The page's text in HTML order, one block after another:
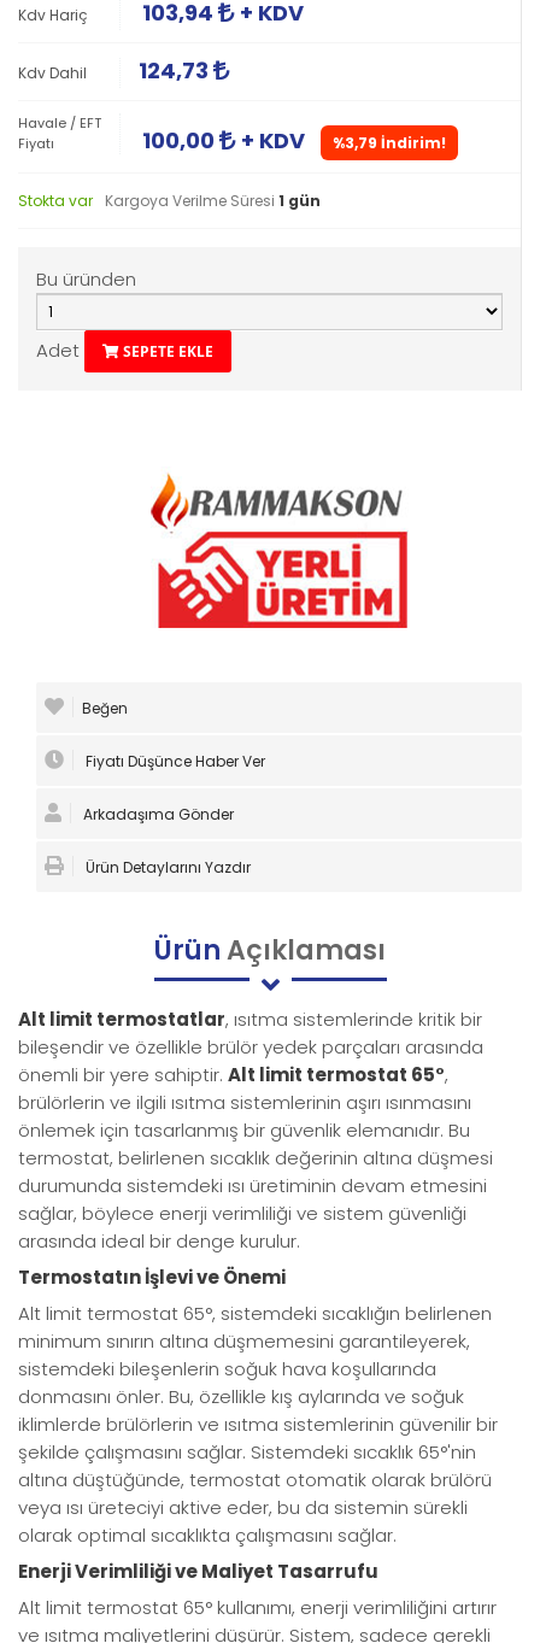
Kdv Hariç 103,94 + KDV
Kdv Dahil 124,73
Havale / EFT
Fiyatı
100,00 + KDV %3,79 İndirim!
Stokta var Kargoya Verilme Süresi 1 gün
Bu üründen
Adet SEPETE EKLE
Beğen
Fiyatı Düşünce Haber Ver
Arkadaşıma Gönder
Ürün Detaylarını Yazdır
ÜrünAçıklaması
Alt limit termostatlar, ısıtma sistemlerinde kritik bir
bileşendir ve özellikle brülör yedek parçaları arasında
önemli bir yere sahiptir. Alt limit termostat 65°,
brülörlerin ve ilgili ısıtma sistemlerinin aşırı ısınmasını
önlemek için tasarlanmış bir güvenlik elemanıdır. Bu
termostat, belirlenen sıcaklık değerinin altına düşmesi
durumunda sistemdeki ısı üretiminin devam etmesini
sağlar, böylece enerji verimliliği ve sistem güvenliği
arasında ideal bir denge kurulur.
Termostatın İşlevi ve Önemi
Alt limit termostat 65°, sistemdeki sıcaklığın belirlenen
minimum sınırın altına düşmemesini garantileyerek,
sistemdeki bileşenlerin soğuk hava koşullarında
donmasını önler. Bu, özellikle kış aylarında ve soğuk
iklimlerde brülörlerin ve ısıtma sistemlerinin güvenilir bir
şekilde çalışmasını sağlar. Sistemdeki sıcaklık 65°'nin
altına düştüğünde, termostat otomatik olarak brülörü
veya ısı üreteciyi aktive eder, bu da sistemin sürekli
olarak optimal sıcaklıkta çalışmasını sağlar.
Enerji Verimliliği ve Maliyet Tasarrufu
Alt limit termostat 65° kullanımı, enerji verimliliğini artırır
ve ısıtma maliyetlerini düşürür. Sistem, sadece gerekli